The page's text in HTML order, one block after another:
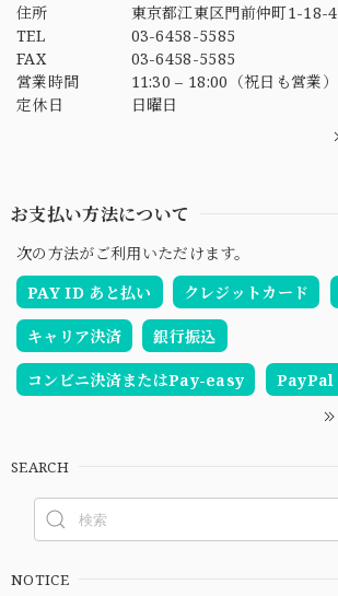
住所
東京都江東区門前仲町1-18-4
TEL
03-6458-5585
FAX
03-6458-5585
営業時間
11:30 – 18:00（祝日も営業）
定休日
日曜日
お支払い方法について
次の方法がご利用いただけます。
PAY ID あと払い
クレジットカード
キャリア決済 銀行振込
コンビニ決済またはPay-easy PayPal
SEARCH
NOTICE